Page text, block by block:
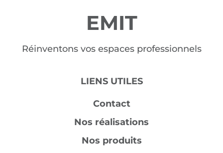
EMIT
Réinventons vos espaces professionnels
LIENS UTILES
Contact
Nos réalisations
Nos produits